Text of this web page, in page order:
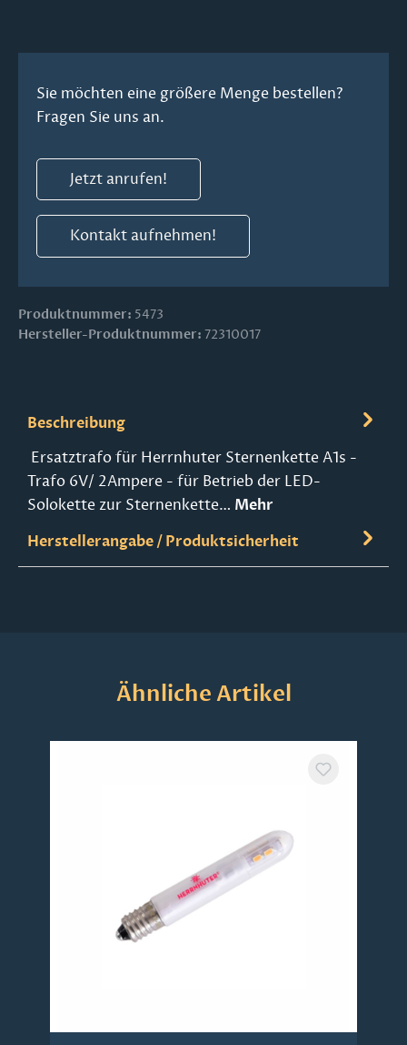
Sie möchten eine größere Menge bestellen?
Fragen Sie uns an.
Jetzt anrufen!
Kontakt aufnehmen!
Produktnummer: 5473
Hersteller-Produktnummer: 72310017
Beschreibung
Ersatztrafo für Herrnhuter Sternenkette A1s -
Trafo 6V/ 2Ampere - für Betrieb der LED-
Solokette zur Sternenkette… Mehr
Herstellerangabe / Produktsicherheit
Produktgalerie überspringen
Ähnliche Artikel